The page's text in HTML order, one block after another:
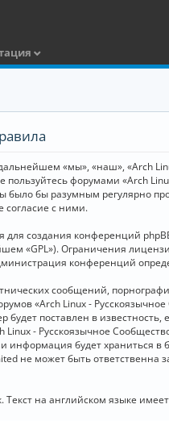
«мы», «наш», «Arch
форумами «Arch
бы разумным регулярно
согласие с ними.
создания конференций
«GPL»). Ограничения
конференций
сообщений,
«Arch Linux -
поставлен в
- Русскоязычное
информация будет
не может быть ответственна
на английском языке